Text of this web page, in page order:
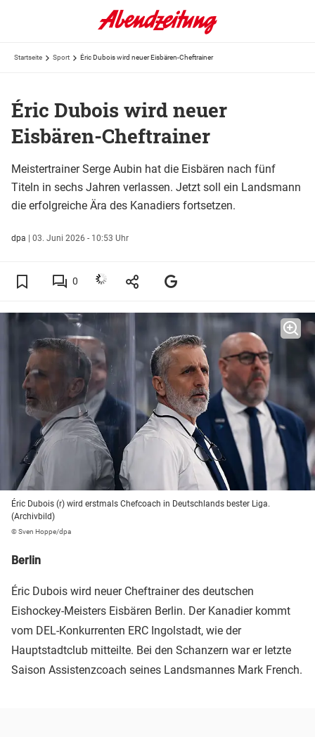
Startseite Sport Éric Dubois wird neuer Eisbären-Cheftrainer
Éric Dubois wird neuer
Eisbären-Cheftrainer
Meistertrainer Serge Aubin hat die Eisbären nach fünf
Titeln in sechs Jahren verlassen. Jetzt soll ein Landsmann
die erfolgreiche Ära des Kanadiers fortsetzen.
dpa | 03. Juni 2026 - 10:53 Uhr
0
Éric Dubois (r) wird erstmals Chefcoach in Deutschlands bester Liga.
(Archivbild)
© Sven Hoppe/dpa
Berlin
Éric Dubois wird neuer Cheftrainer des deutschen
Eishockey-Meisters Eisbären Berlin. Der Kanadier kommt
vom DEL-Konkurrenten ERC Ingolstadt, wie der
Hauptstadtclub mitteilte. Bei den Schanzern war er letzte
Saison Assistenzcoach seines Landsmannes Mark French.